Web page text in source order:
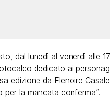
dal lunedì al venerdì alle
dedicato ai
edizione da Elenoire
per la mancata conferma”.